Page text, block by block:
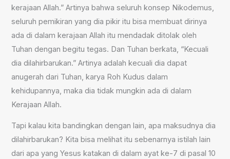
kerajaan Allah.” Artinya bahwa seluruh konsep Nikodemus,
seluruh pemikiran yang dia pikir itu bisa membuat dirinya
ada di dalam kerajaan Allah itu mendadak ditolak oleh
Tuhan dengan begitu tegas. Dan Tuhan berkata, “Kecuali
dia dilahirbarukan.” Artinya adalah kecuali dia dapat
anugerah dari Tuhan, karya Roh Kudus dalam
kehidupannya, maka dia tidak mungkin ada di dalam
Kerajaan Allah.
Tapi kalau kita bandingkan dengan lain, apa maksudnya dia
dilahirbarukan? Kita bisa melihat itu sebenarnya istilah lain
dari apa yang Yesus katakan di dalam ayat ke-7 di pasal 10